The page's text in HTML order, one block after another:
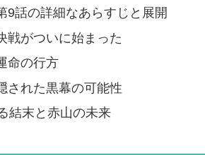
9話の詳細なあらすじと展開
戦がついに始まった
命の行方
された黒幕の可能性
結末と赤山の未来